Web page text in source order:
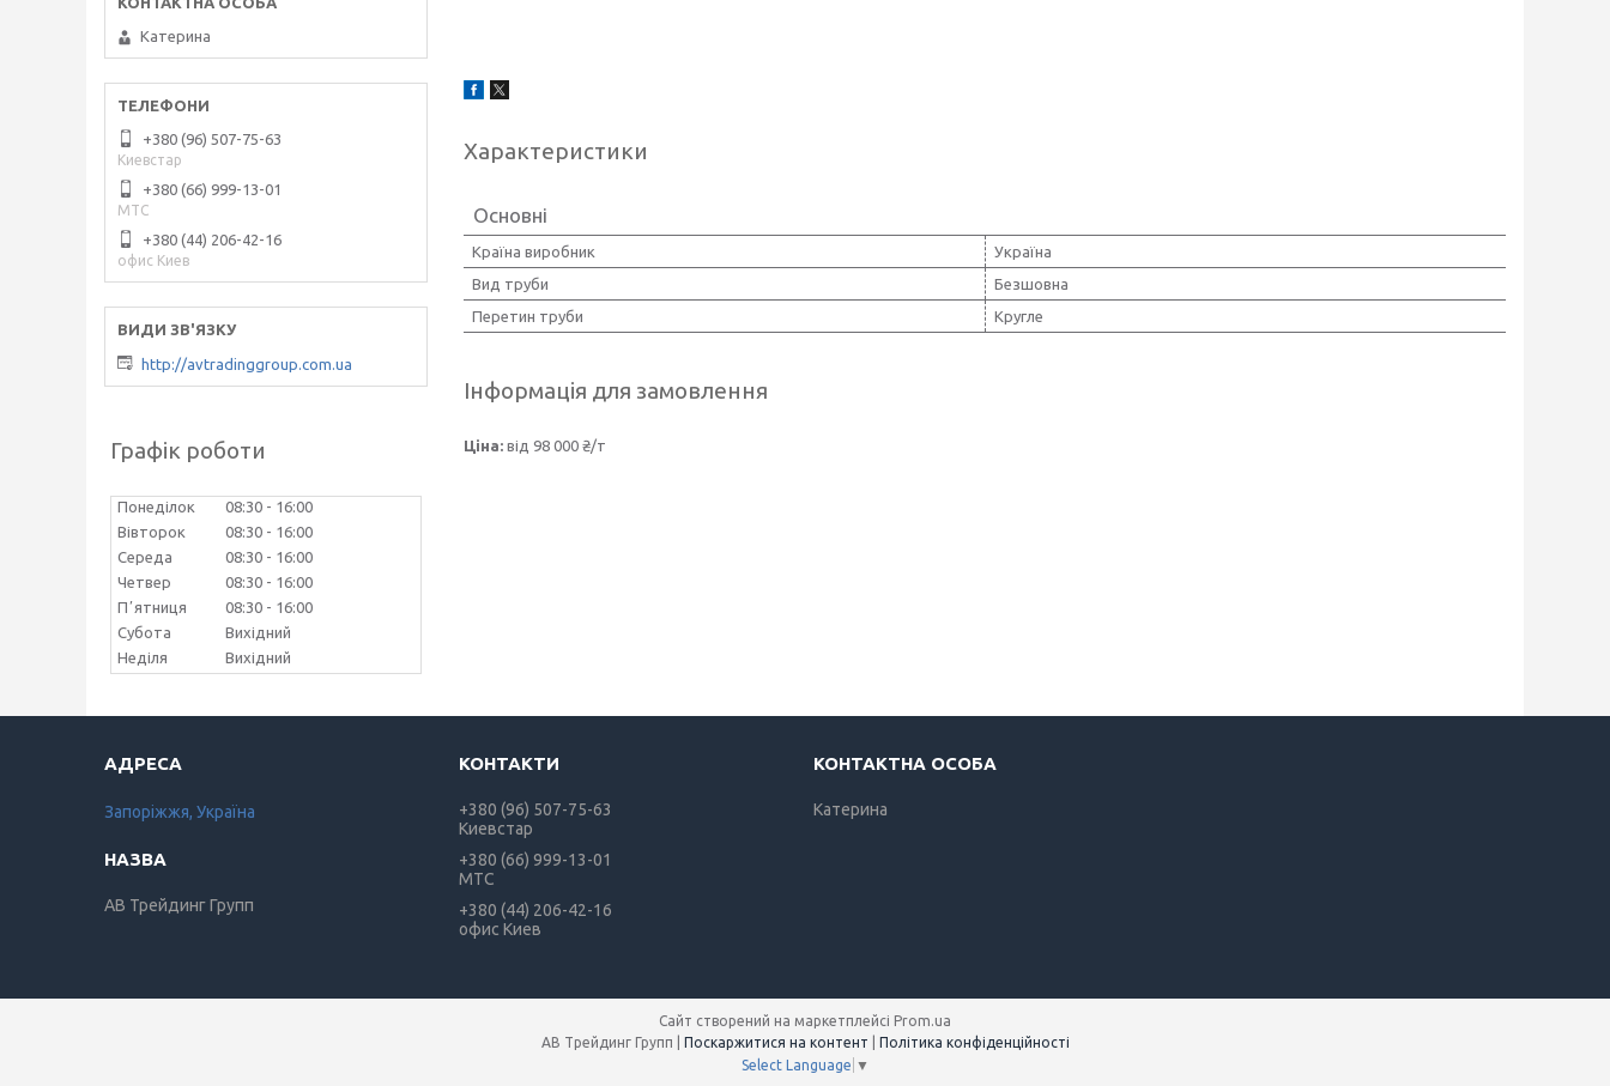
Характеристики
Основні
Країна виробник
Україна
Вид труби
Безшовна
Перетин труби
Кругле
Інформація для замовлення
Ціна: від 98 000 ₴/т
Катерина
+380 (96) 507-75-63
Киевстар
+380 (66) 999-13-01
МТС
+380 (44) 206-42-16
офис Киев
http://avtradinggroup.com.ua
Графік роботи
Понеділок 08:30
16:00
Вівторок
08:30
16:00
Середа
08:30
16:00
Четвер
08:30
16:00
Пʼятниця
08:30
16:00
Субота
Вихідний
Неділя
Вихідний
Запоріжжя, Україна
АВ Трейдинг Групп
+380 (96) 507-75-63
Киевстар
+380 (66) 999-13-01
МТС
+380 (44) 206-42-16
офис Киев
Катерина
Сайт створений на маркетплейсі Prom.ua
Поскаржитися на контент
Політика конфіденційності
Select Language ▼